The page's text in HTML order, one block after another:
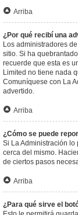
Arriba
¿Por qué recibí una
Los administradores
sitio. Si ha
recuerde que esta es
Limited no tiene nada
Comuníquese con La
advertido.
Arriba
¿Cómo se puede
Si La Administración
cerca del mismo.
de ciertos pasos
Arriba
¿Para qué sirve el